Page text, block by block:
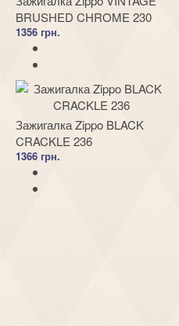
BRUSHED CHROME 230
1356 грн.
Зажигалка Zippo BLACK
CRACKLE 236
1366 грн.